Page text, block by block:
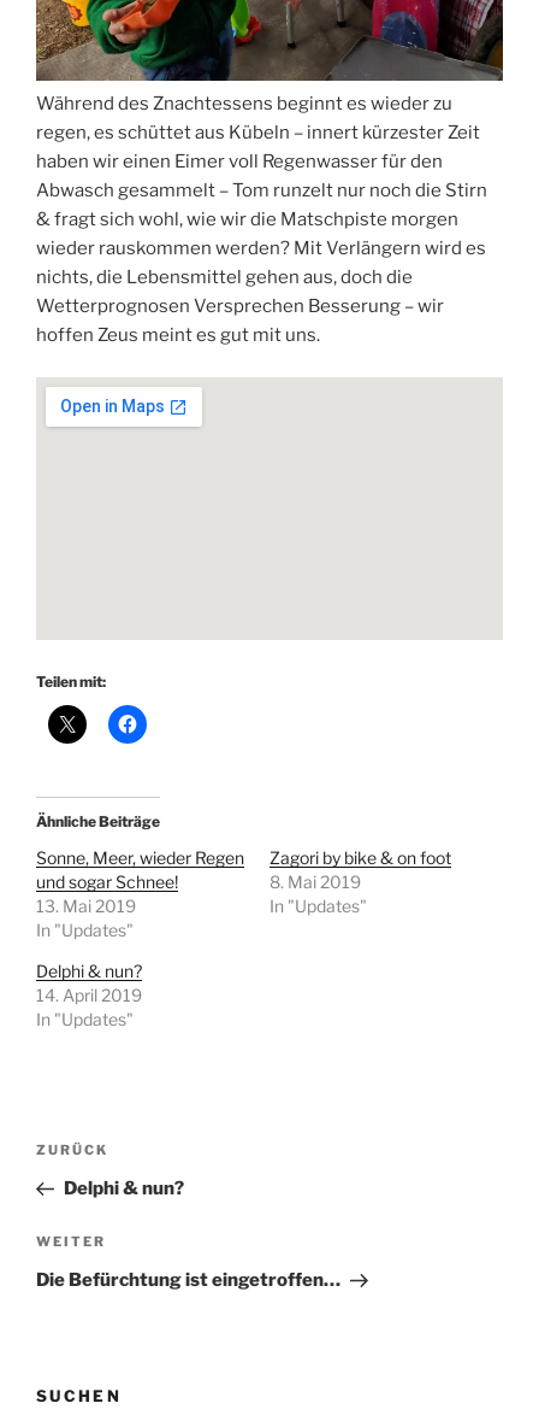
Während des Znachtessens beginnt es wieder zu
regen, es schüttet aus Kübeln – innert kürzester Zeit
haben wir einen Eimer voll Regenwasser für den
Abwasch gesammelt – Tom runzelt nur noch die Stirn
& fragt sich wohl, wie wir die Matschpiste morgen
wieder rauskommen werden? Mit Verlängern wird es
nichts, die Lebensmittel gehen aus, doch die
Wetterprognosen Versprechen Besserung – wir
hoffen Zeus meint es gut mit uns.
Teilen mit:
Ähnliche Beiträge
Sonne, Meer, wieder Regen
und sogar Schnee!
13. Mai 2019
In "Updates"
Zagori by bike & on foot
8. Mai 2019
In "Updates"
Delphi & nun?
14. April 2019
In "Updates"
Beitragsnavigation
Vorheriger
Beitrag
ZURÜCK
Delphi & nun?
Nächster
Beitrag
WEITER
Die Befürchtung ist eingetroffen…
SUCHEN